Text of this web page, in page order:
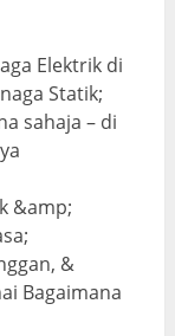
Elektrik di
Statik;
sahaja – di
&amp;
&
Bagaimana